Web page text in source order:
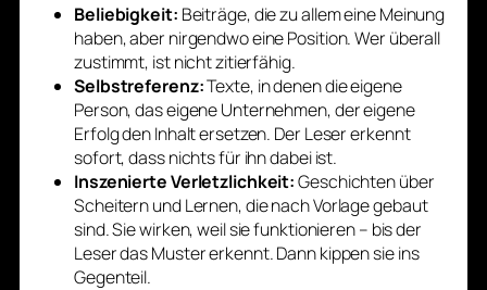
Beliebigkeit: Beiträge, die zu allem eine Meinung
haben, aber nirgendwo eine Position. Wer überall
zustimmt, ist nicht zitierfähig.
Selbstreferenz:Texte, in denen die eigene
Person, das eigene Unternehmen, der eigene
Erfolg den Inhalt ersetzen. Der Leser erkennt
sofort, dass nichts für ihn dabei ist.
Inszenierte Verletzlichkeit:Geschichten über
Scheitern und Lernen, die nach Vorlage gebaut
sind. Sie wirken, weil sie funktionieren – bis der
Leser das Muster erkennt. Dann kippen sie ins
Gegenteil.